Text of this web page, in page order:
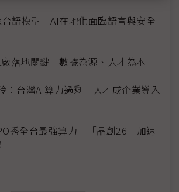
語模型 AI在地化面臨語言與安全
落地關鍵 數據為源、人才為本
：台灣AI算力過剩 人才成企業導入
秀全台最強算力 「晶創26」加速